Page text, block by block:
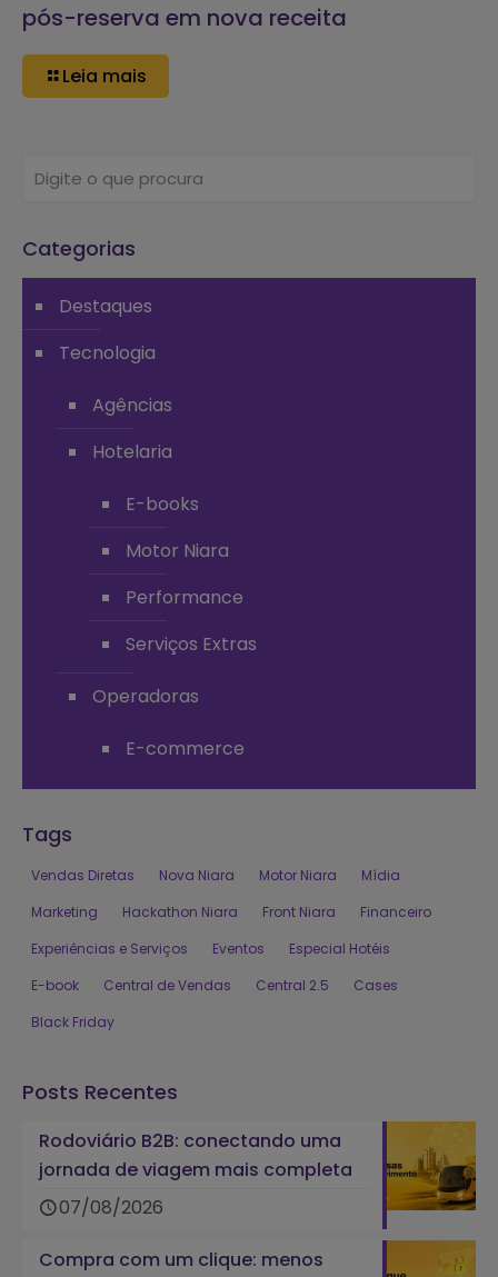
pós-reserva em nova receita
Leia mais
Categorias
Destaques
Tecnologia
Agências
Hotelaria
E-books
Motor Niara
Performance
Serviços Extras
Operadoras
E-commerce
Tags
Vendas Diretas Nova Niara Motor Niara
Mídia
Marketing
Hackathon Niara Front Niara
Financeiro
Experiências e Serviços
Eventos
Especial Hotéis
E-book
Central de Vendas Central 2.5
Cases
Black Friday
Posts Recentes
Rodoviário B2B: conectando uma
jornada de viagem mais completa
07/08/2026
Compra com um clique: menos